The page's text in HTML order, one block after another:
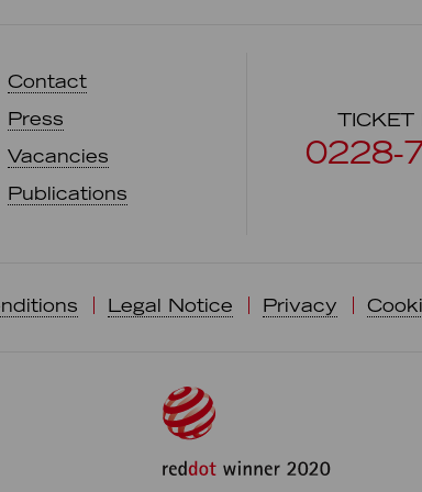
Contact
Press
Vacancies
Publications
TICKET
0228-
Legal Notice Privacy